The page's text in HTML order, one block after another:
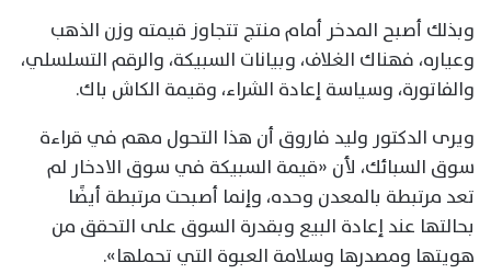
وبذلك أصبح المدخر أمام منتج تتجاوز قيمته وزن الذهب
وعياره، فهناك الغلاف، وبيانات السبيكة، والرقم التسلسلي،
والفاتورة، وسياسة إعادة الشراء، وقيمة الكاش باك.
ويرى الدكتور وليد فاروق أن هذا التحول مهم في قراءة
سوق السبائك، لأن «قيمة السبيكة في سوق الادخار لم
تعد مرتبطة بالمعدن وحده، وإنما أصبحت مرتبطة أيضًا
بحالتها عند إعادة البيع وبقدرة السوق على التحقق من
هويتها ومصدرها وسلامة العبوة التي تحملها».